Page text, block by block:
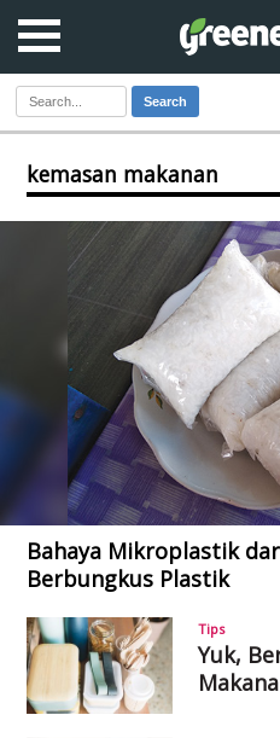
Search
kemasan makanan
Bahaya Mikroplastik
Berbungkus Plastik
Tips
Yuk,